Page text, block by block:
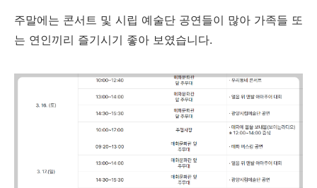
주말에는 콘서트 및 시립 예술단 공연들이 많아 가족들 또
는 연인끼리 즐기시기 좋아 보였습니다.